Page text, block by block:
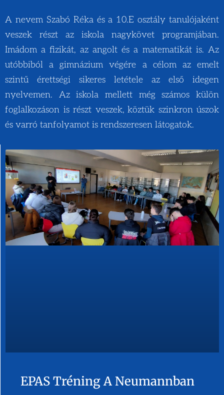
A nevem Szabó Réka és a 10.E osztály tanulójaként
veszek részt az iskola nagykövet programjában.
Imádom a fizikát, az angolt és a matematikát is. Az
utóbbiból a gimnázium végére a célom az emelt
szintű érettségi sikeres letétele az első idegen
nyelvemen. Az iskola mellett még számos külön
foglalkozáson is részt veszek, köztük szinkron úszok
és varró tanfolyamot is rendszeresen látogatok.
EPAS Tréning A Neumannban